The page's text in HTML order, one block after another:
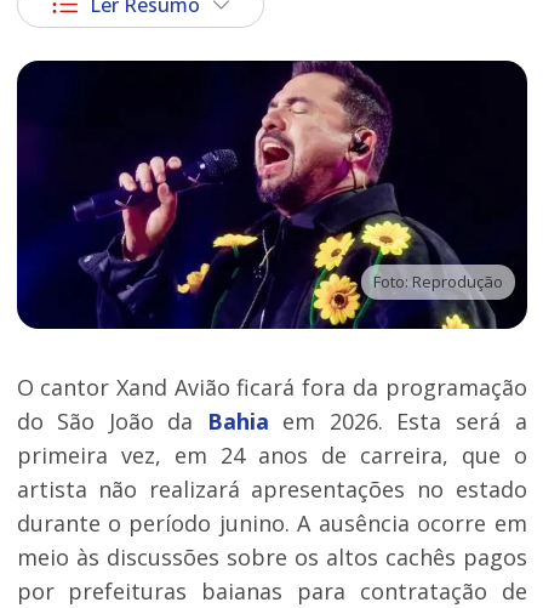
Foto: Reprodução
O cantor Xand Avião ficará fora da programação
do São João da Bahia em 2026. Esta será a
primeira vez, em 24 anos de carreira, que o
artista não realizará apresentações no estado
durante o período junino. A ausência ocorre em
meio às discussões sobre os altos cachês pagos
por prefeituras baianas para contratação de